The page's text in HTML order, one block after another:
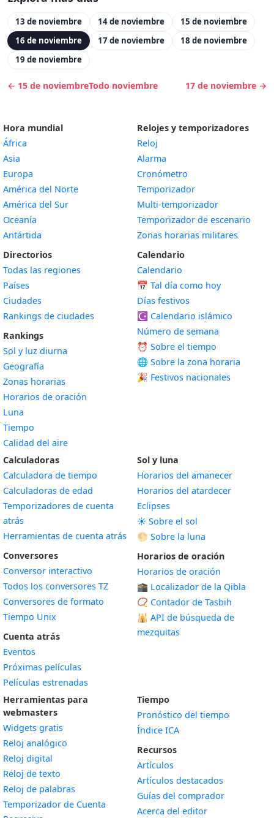
13 de noviembre 14 de noviembre
15 de noviembre
16 de noviembre
17 de noviembre
18 de noviembre
19 de noviembre
← 15 de noviembreTodo noviembre 17 de noviembre →
Hora mundial
África
Asia
Europa
América del Norte
América del Sur
Oceanía
Antártida
Directorios
Todas las regiones
Países
Ciudades
Rankings de ciudades
Rankings
Sol y luz diurna
Geografía
Zonas horarias
Horarios de oración
Luna
Tiempo
Calidad del aire
Relojes y temporizadores
Reloj
Alarma
Cronómetro
Temporizador
Multi-temporizador
Temporizador de escenario
Zonas horarias militares
Calendario
Calendario
📅 Tal día como hoy
Días festivos
☪️ Calendario islámico
Número de semana
⏰ Sobre el tiempo
🌐 Sobre la zona horaria
🎉 Festivos nacionales
Calculadoras
Calculadora de tiempo
Calculadoras de edad
Temporizadores de cuenta
atrás
Herramientas de cuenta atrás
Conversores
Conversor interactivo
Todos los conversores TZ
Conversores de formato
Tiempo Unix
Cuenta atrás
Eventos
Próximas películas
Películas estrenadas
Sol y luna
Horarios del amanecer
Horarios del atardecer
Eclipses
☀️ Sobre el sol
🌕 Sobre la luna
Horarios de oración
Horarios de oración
🕋 Localizador de la Qibla
📿 Contador de Tasbih
🕌 API de búsqueda de
mezquitas
Herramientas para
webmasters
Widgets gratis
Reloj analógico
Reloj digital
Reloj de texto
Reloj de palabras
Temporizador de Cuenta
Tiempo
Pronóstico del tiempo
Índice ICA
Recursos
Artículos
Artículos destacados
Guías del comprador
Acerca del editor